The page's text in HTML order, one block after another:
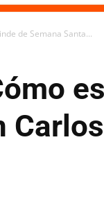
de Semana Santa...